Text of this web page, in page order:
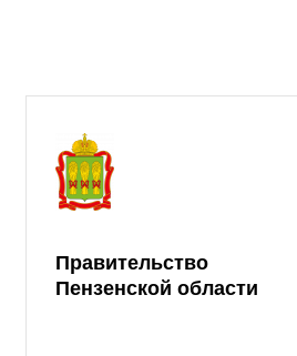
Правительство
Пензенской области